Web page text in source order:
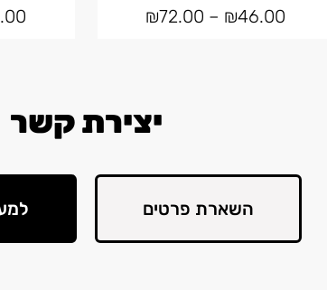
₪46.00
–
₪72.00
יצירת קשר
השארת פרטים